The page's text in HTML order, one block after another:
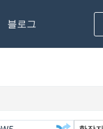
블로그